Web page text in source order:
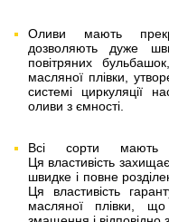
Оливи мають
дозволяють дуже
повітряних
масляної плівки,
системі циркуляції
оливи з ємності.
Всі сорти мають
Ця властивість
швидке і повне
Ця властивість
масляної плівки,